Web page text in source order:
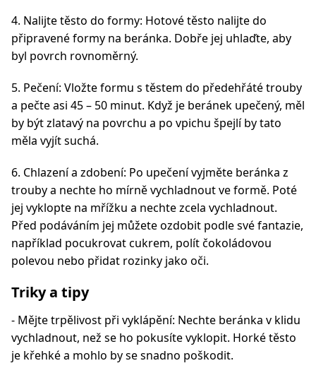
4. Nalijte těsto do formy: Hotové těsto nalijte do
připravené formy na beránka. Dobře jej uhlaďte, aby
byl povrch rovnoměrný.
5. Pečení: Vložte formu s těstem do předehřáté trouby
a pečte asi 45 – 50 minut. Když je beránek upečený, měl
by být zlatavý na povrchu a po vpichu špejlí by tato
měla vyjít suchá.
6. Chlazení a zdobení: Po upečení vyjměte beránka z
trouby a nechte ho mírně vychladnout ve formě. Poté
jej vyklopte na mřížku a nechte zcela vychladnout.
Před podáváním jej můžete ozdobit podle své fantazie,
například pocukrovat cukrem, polít čokoládovou
polevou nebo přidat rozinky jako oči.
Triky a tipy
- Mějte trpělivost při vyklápění: Nechte beránka v klidu
vychladnout, než se ho pokusíte vyklopit. Horké těsto
je křehké a mohlo by se snadno poškodit.